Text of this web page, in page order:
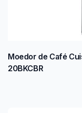
Moedor de Café
20BKCBR